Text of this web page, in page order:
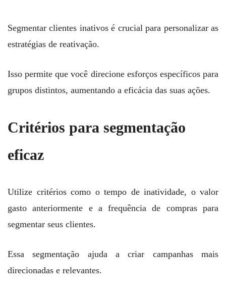
Segmentar clientes inativos é crucial para personalizar as
estratégias de reativação.
Isso permite que você direcione esforços específicos para
grupos distintos, aumentando a eficácia das suas ações.
Critérios para segmentação
eficaz
Utilize critérios como o tempo de inatividade, o valor
gasto anteriormente e a frequência de compras para
segmentar seus clientes.
Essa segmentação ajuda a criar campanhas mais
direcionadas e relevantes.